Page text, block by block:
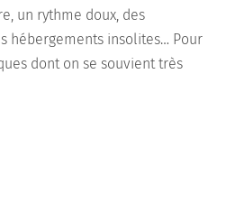
un rythme doux, des
hébergements insolites… Pour
dont on se souvient très